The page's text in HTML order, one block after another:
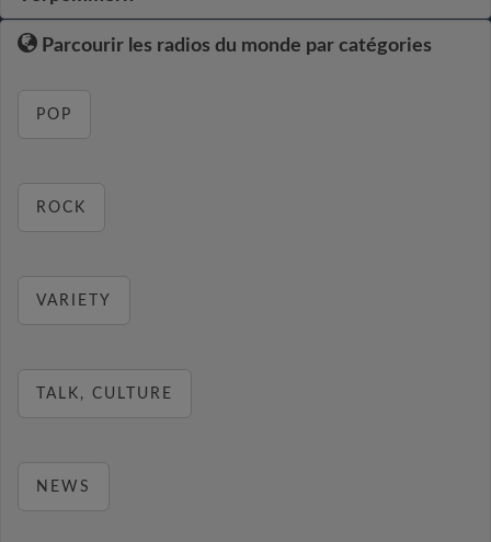
Parcourir les radios du monde par catégories
POP
ROCK
VARIETY
TALK, CULTURE
NEWS